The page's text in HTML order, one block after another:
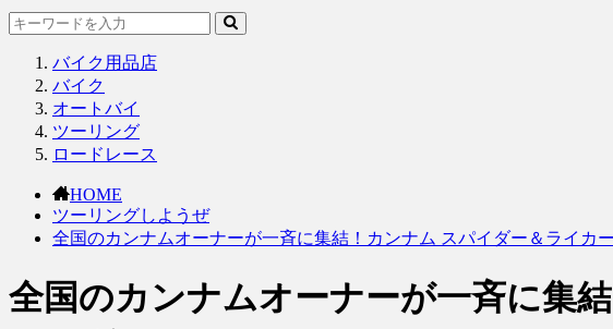
バイク用品店
バイク
オートバイ
ツーリング
ロードレース
HOME
ツーリングしようぜ
全国のカンナムオーナーが一斉に集結！カンナム スパイダー＆ライカ
全国のカンナムオーナーが一斉に集